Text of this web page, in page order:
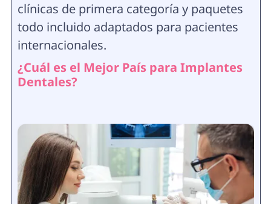
clínicas de primera categoría y paquetes
todo incluido adaptados para pacientes
internacionales.
¿Cuál es el Mejor País para Implantes
Dentales?